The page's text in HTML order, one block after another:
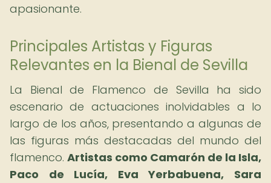
apasionante.
Principales Artistas y Figuras
Relevantes en la Bienal de Sevilla
La Bienal de Flamenco de Sevilla ha sido
escenario de actuaciones inolvidables a lo
largo de los años, presentando a algunas de
las figuras más destacadas del mundo del
flamenco. Artistas como Camarón de la Isla,
Paco de Lucía, Eva Yerbabuena, Sara